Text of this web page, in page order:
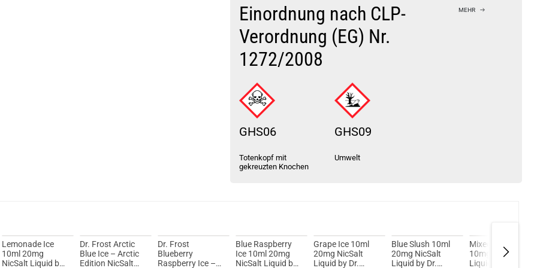
Einordnung nach CLP-
Verordnung (EG) Nr.
1272/2008
MEHR
GHS06
Totenkopf mit
gekreuzten Knochen
GHS09
Umwelt
Lemonade Ice
10ml 20mg
NicSalt Liquid by
Dr. Frost Arctic
Blue Ice – Arctic
Edition NicSalt
Dr. Frost
Blueberry
Raspberry Ice –
Blue Raspberry
Ice 10ml 20mg
NicSalt Liquid by
Grape Ice 10ml
20mg NicSalt
Liquid by Dr.
Blue Slush 10ml
20mg NicSalt
Liquid by Dr.
Mixed Fruit 10ml
10mg NicSalt
Liquid by Dr.